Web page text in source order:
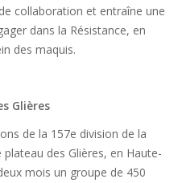
collaboration et entraîne une
dans la Résistance, en
des maquis.
Glières
de la 157e division de la
des Glières, en Haute-
mois un groupe de 450